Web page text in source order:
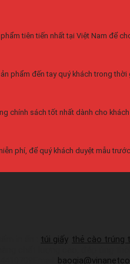
tiên tiến nhất tại Việt Nam để
phẩm đến tay quý khách trong thời
chính sách tốt nhất dành cho
phí, để quý khách duyệt mẫu
túi giấy, thẻ cào trúng